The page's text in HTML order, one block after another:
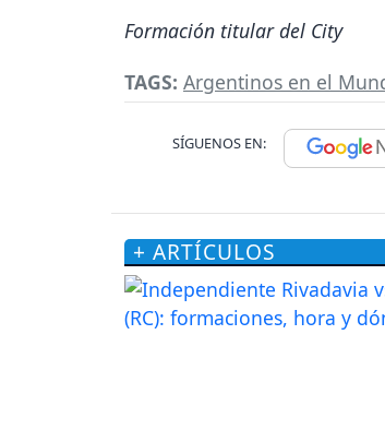
Formación titular del City
TAGS: Argentinos en el
SÍGUENOS EN:
+ ARTÍCULOS